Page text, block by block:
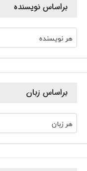
براساس نویسنده
هر نویسنده
براساس زبان
هر زبان